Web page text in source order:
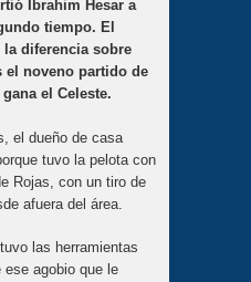
Ibrahim Hesar a
tiempo. El
diferencia sobre
el noveno partido de
el Celeste.
el dueño de casa
tuvo la pelota con
Rojas, con un tiro de
afuera del área.
las herramientas
ese agobio que le